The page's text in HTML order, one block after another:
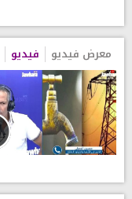
معرض فيديو فيديو